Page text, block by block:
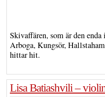
Skivaffären, som är den
Arboga, Kungsör,
hittar hit.
Lisa Batiashvili –